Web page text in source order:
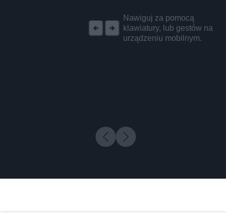
Nawiguj za pomocą
klawiatury, lub gestów na
urządzeniu mobilnym.